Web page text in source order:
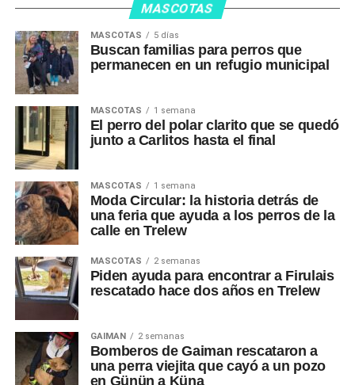
MASCOTAS
MASCOTAS 5 días
Buscan familias para perros que
permanecen en un refugio municipal
MASCOTAS 1 semana
El perro del polar clarito que se quedó
junto a Carlitos hasta el final
MASCOTAS 1 semana
Moda Circular: la historia detrás de
una feria que ayuda a los perros de la
calle en Trelew
MASCOTAS 2 semanas
Piden ayuda para encontrar a Firulais
rescatado hace dos años en Trelew
GAIMAN 2 semanas
Bomberos de Gaiman rescataron a
una perra viejita que cayó a un pozo
en Günün a Küna